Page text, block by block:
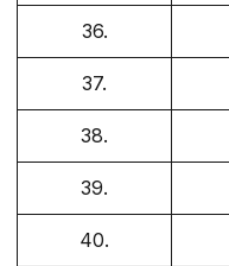
36.
37.
38.
39.
40.